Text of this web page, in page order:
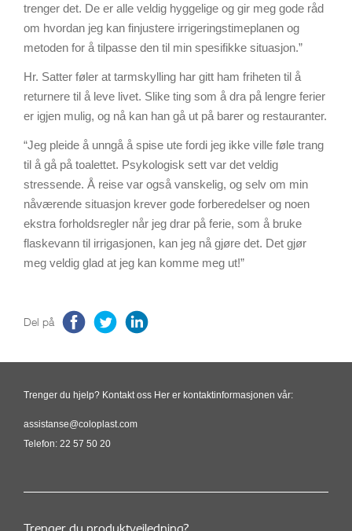
trenger det. De er alle veldig hyggelige og gir meg gode råd
om hvordan jeg kan finjustere irrigeringstimeplanen og
metoden for å tilpasse den til min spesifikke situasjon.”
Hr. Satter føler at tarmskylling har gitt ham friheten til å
returnere til å leve livet. Slike ting som å dra på lengre ferier
er igjen mulig, og nå kan han gå ut på barer og restauranter.
“Jeg pleide å unngå å spise ute fordi jeg ikke ville føle trang
til å gå på toalettet. Psykologisk sett var det veldig
stressende. Å reise var også vanskelig, og selv om min
nåværende situasjon krever gode forberedelser og noen
ekstra forholdsregler når jeg drar på ferie, som å bruke
flaskevann til irrigasjonen, kan jeg nå gjøre det. Det gjør
meg veldig glad at jeg kan komme meg ut!”
Del på
Trenger du hjelp? Kontakt oss Her er kontaktinformasjonen vår:
assistanse@coloplast.com
Telefon: 22 57 50 20